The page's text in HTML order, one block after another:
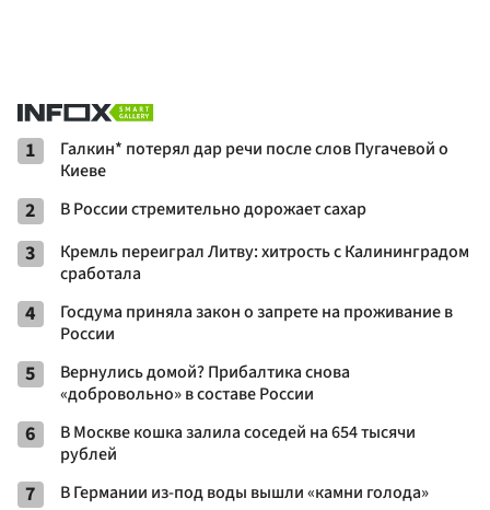
1
Галкин* потерял дар речи после слов Пугачевой о
Киеве
2 В России стремительно дорожает сахар
3
Кремль переиграл Литву: хитрость с Калининградом
сработала
4
Госдума приняла закон о запрете на проживание в
России
5
Вернулись домой? Прибалтика снова
«добровольно» в составе России
6
В Москве кошка залила соседей на 654 тысячи
рублей
7 В Германии из-под воды вышли «камни голода»